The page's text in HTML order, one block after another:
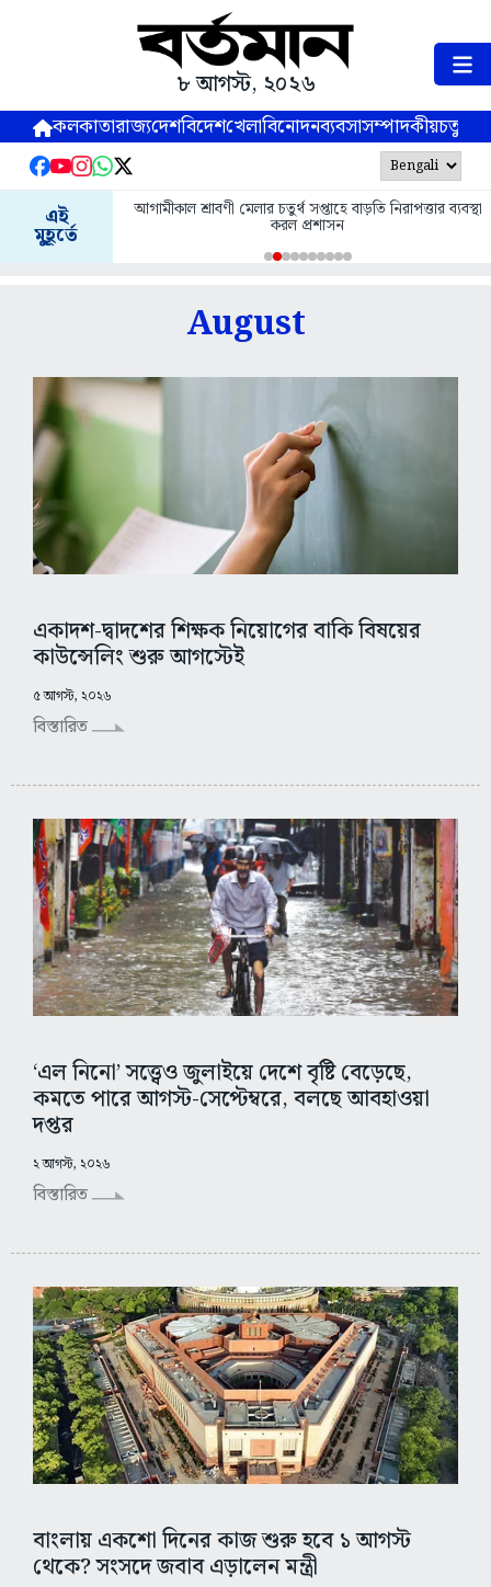
৮ আগস্ট, ২০২৬
কলকাতারাজ্যদেশবিদেশখেলাবিনোদনব্যবসাসম্পাদকীয়
এই
মুহূর্তে
আগামীকাল শ্রাবণী মেলার চতুর্থ সপ্তাহে বাড়তি নিরাপত্তার ব্যবস্থা
করল প্রশাসন
August
একাদশ-দ্বাদশের শিক্ষক নিয়োগের বাকি বিষয়ের
কাউন্সেলিং শুরু আগস্টেই
৫ আগস্ট, ২০২৬
বিস্তারিত
‘এল নিনো’ সত্ত্বেও জুলাইয়ে দেশে বৃষ্টি বেড়েছে,
কমতে পারে আগস্ট-সেপ্টেম্বরে, বলছে আবহাওয়া
দপ্তর
২ আগস্ট, ২০২৬
বিস্তারিত
বাংলায় একশো দিনের কাজ শুরু হবে ১ আগস্ট
থেকে? সংসদে জবাব এড়ালেন মন্ত্রী